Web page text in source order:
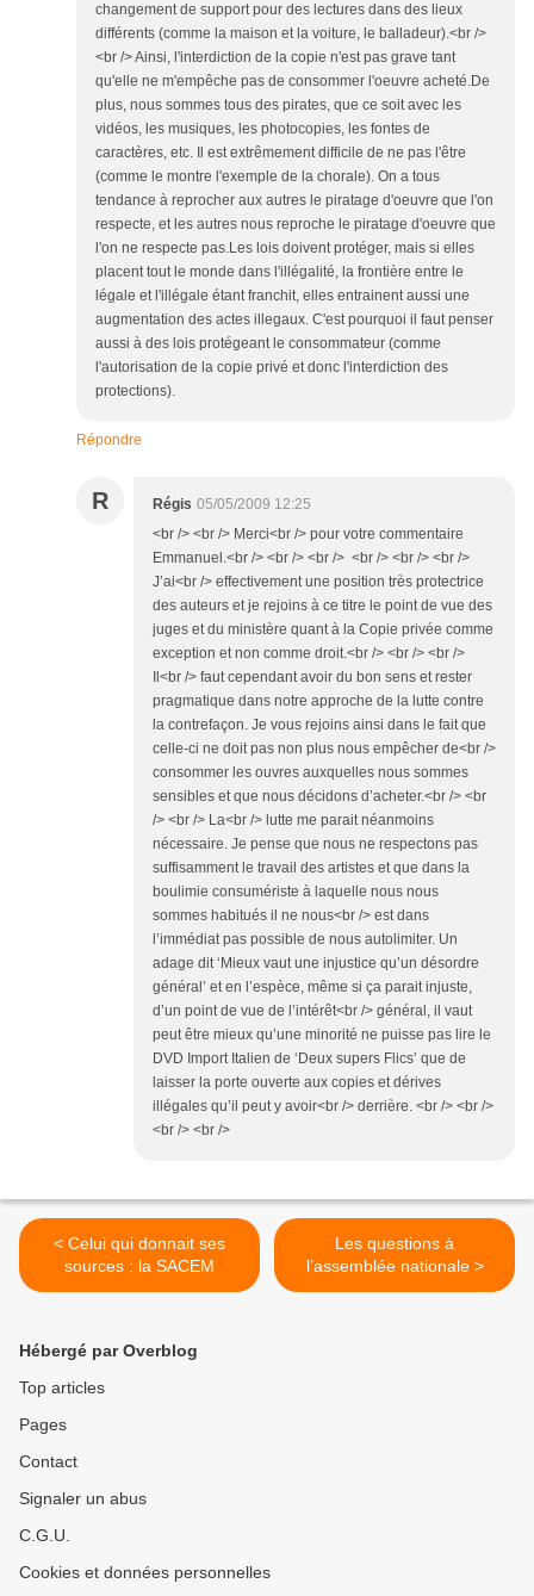
changement de support pour des lectures dans des lieux
différents (comme la maison et la voiture, le balladeur).<br />
<br /> Ainsi, l'interdiction de la copie n'est pas grave tant
qu'elle ne m'empêche pas de consommer l'oeuvre acheté.De
plus, nous sommes tous des pirates, que ce soit avec les
vidéos, les musiques, les photocopies, les fontes de
caractères, etc. Il est extrêmement difficile de ne pas l'être
(comme le montre l'exemple de la chorale). On a tous
tendance à reprocher aux autres le piratage d'oeuvre que l'on
respecte, et les autres nous reproche le piratage d'oeuvre que
l'on ne respecte pas.Les lois doivent protéger, mais si elles
placent tout le monde dans l'illégalité, la frontière entre le
légale et l'illégale étant franchit, elles entrainent aussi une
augmentation des actes illegaux. C'est pourquoi il faut penser
aussi à des lois protégeant le consommateur (comme
l'autorisation de la copie privé et donc l'interdiction des
protections).
Répondre
R Régis 05/05/2009 12:25
<br /> <br /> Merci<br /> pour votre commentaire
Emmanuel.<br /> <br /> <br /> <br /> <br /> <br />
J’ai<br /> effectivement une position très protectrice
des auteurs et je rejoins à ce titre le point de vue des
juges et du ministère quant à la Copie privée comme
exception et non comme droit.<br /> <br /> <br />
Il<br /> faut cependant avoir du bon sens et rester
pragmatique dans notre approche de la lutte contre
la contrefaçon. Je vous rejoins ainsi dans le fait que
celle-ci ne doit pas non plus nous empêcher de<br />
consommer les ouvres auxquelles nous sommes
sensibles et que nous décidons d’acheter.<br /> <br
/> <br /> La<br /> lutte me parait néanmoins
nécessaire. Je pense que nous ne respectons pas
suffisamment le travail des artistes et que dans la
boulimie consumériste à laquelle nous nous
sommes habitués il ne nous<br /> est dans
l’immédiat pas possible de nous autolimiter. Un
adage dit ‘Mieux vaut une injustice qu’un désordre
général’ et en l’espèce, même si ça parait injuste,
d’un point de vue de l’intérêt<br /> général, il vaut
peut être mieux qu’une minorité ne puisse pas lire le
DVD Import Italien de ‘Deux supers Flics’ que de
laisser la porte ouverte aux copies et dérives
illégales qu’il peut y avoir<br /> derrière. <br /> <br />
<br /> <br />
< Celui qui donnait ses
sources : la SACEM
Les questions à
l’assemblée nationale >
Hébergé par Overblog
Top articles
Pages
Contact
Signaler un abus
C.G.U.
Cookies et données personnelles